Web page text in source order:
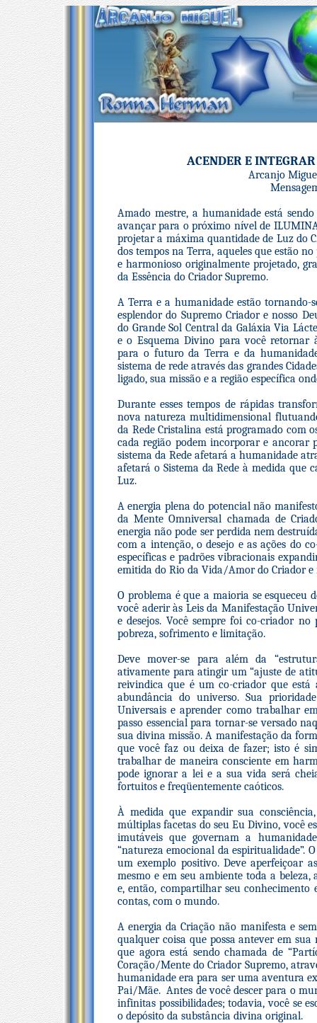
ACENDER E
Arcanjo
Amado mestre, a humanidade está
avançar para o próximo nível de
projetar a máxima quantidade de Luz do
dos tempos na Terra, aqueles que estão
e harmonioso originalmente projetado,
da Essência do Criador Supremo.
A Terra e a humanidade estão tornando-
esplendor do Supremo Criador e nosso
do Grande Sol Central da Galáxia Via
e o Esquema Divino para você retornar
para o futuro da Terra e da
sistema de rede através das grandes
ligado, sua missão e a região específica
Durante esses tempos de rápidas
nova natureza multidimensional
da Rede Cristalina está programado com
cada região podem incorporar e ancorar
sistema da Rede afetará a humanidade
afetará o Sistema da Rede à medida que
Luz.
A energia plena do potencial não
da Mente Omniversal chamada de
energia não pode ser perdida nem
com a intenção, o desejo e as ações do
específicas e padrões vibracionais
emitida do Rio da Vida/Amor do Criador e
O problema é que a maioria se esqueceu
você aderir às Leis da Manifestação
e desejos. Você sempre foi co-criador
pobreza, sofrimento e limitação.
Deve mover-se para além da
ativamente para atingir um “ajuste de
reivindica que é um co-criador que está
abundância do universo. Sua
Universais e aprender como trabalhar
passo essencial para tornar-se versado
sua divina missão. A manifestação da
que você faz ou deixa de fazer; isto é
trabalhar de maneira consciente em
pode ignorar a lei e a sua vida será
fortuitos e freqüentemente caóticos.
À medida que expandir sua
múltiplas facetas do seu Eu Divino, você
imutáveis que governam a
“natureza emocional da espiritualidade”.
um exemplo positivo. Deve aperfeiçoar
mesmo e em seu ambiente toda a
e, então, compartilhar seu conhecimento
contas, com o mundo.
A energia da Criação não manifesta e
qualquer coisa que possa antever em
que agora está sendo chamada de
Coração/Mente do Criador Supremo,
humanidade era para ser uma aventura
Pai/Mãe. Antes de você descer para o
infinitas possibilidades; todavia, você se
o depósito da substância divina original.